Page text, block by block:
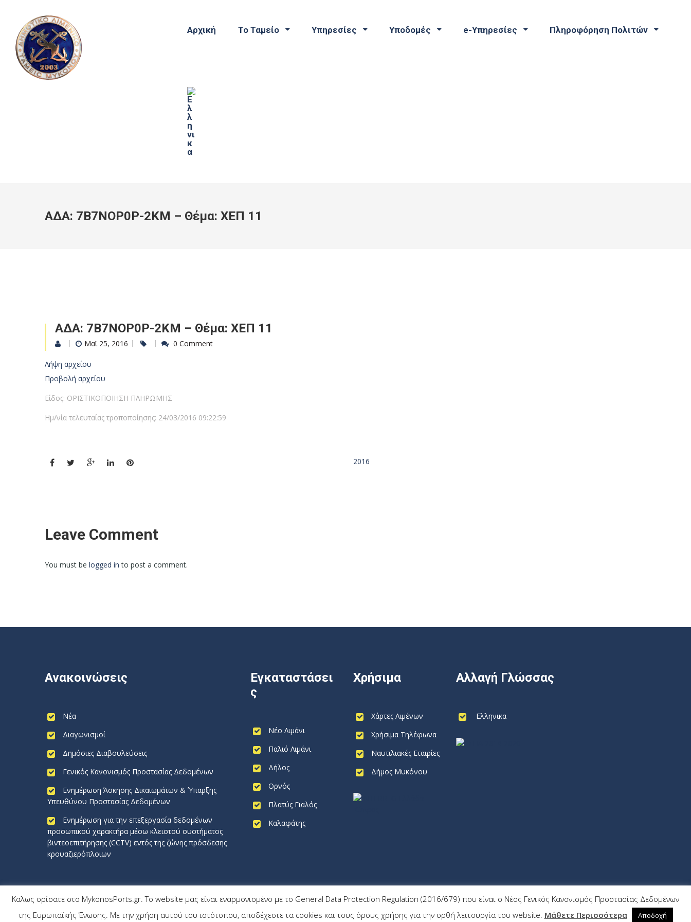
Αρχική Το Ταμείο Υπηρεσίες Υποδομές e-Υπηρεσίες Πληροφόρηση Πολιτών
ΑΔΑ: 7Β7ΝΟΡ0Ρ-2ΚΜ – Θέμα: ΧΕΠ 11
ΑΔΑ: 7Β7ΝΟΡ0Ρ-2ΚΜ – Θέμα: ΧΕΠ 11
Μαϊ 25, 2016 0 Comment
Λήψη αρχείου
Προβολή αρχείου
Είδος: ΟΡΙΣΤΙΚΟΠΟΙΗΣΗ ΠΛΗΡΩΜΗΣ
Ημ/νία τελευταίας τροποποίησης: 24/03/2016 09:22:59
2016
Leave Comment
You must be logged in to post a comment.
Ανακοινώσεις
Νέα
Διαγωνισμοί
Δημόσιες Διαβουλεύσεις
Γενικός Κανονισμός Προστασίας Δεδομένων
Ενημέρωση Άσκησης Δικαιωμάτων & Ύπαρξης
Υπευθύνου Προστασίας Δεδομένων
Ενημέρωση για την επεξεργασία δεδομένων
προσωπικού χαρακτήρα μέσω κλειστού συστήματος
βιντεοεπιτήρησης (CCTV) εντός της ζώνης πρόσδεσης
κρουαζιερόπλοιων
Εγκαταστάσει
ς
Νέο Λιμάνι
Παλιό Λιμάνι
Δήλος
Ορνός
Πλατύς Γιαλός
Καλαφάτης
Χρήσιμα
Χάρτες Λιμένων
Χρήσιμα Τηλέφωνα
Ναυτιλιακές Εταιρίες
Δήμος Μυκόνου
Αλλαγή Γλώσσας
Ελληνικα
All rights reservedMykonosPorts.gr Wrk.gr
Καλως ορίσατε στο MykonosPorts.gr. Το website μας είναι εναρμονισμένο με το General Data Protection Regulation (2016/679) που είναι ο Νέος Γενικός Κανονισμός Προστασίας Δεδομένων
της Ευρωπαϊκής Ένωσης. Με την χρήση αυτού του ιστότοπου, αποδέχεστε τα cookies και τους όρους χρήσης για την ορθή λειτουργία του website. Μάθετε Περισσότερα Αποδοχή